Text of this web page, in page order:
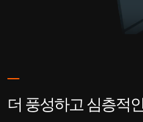
더 풍성하고 심층적